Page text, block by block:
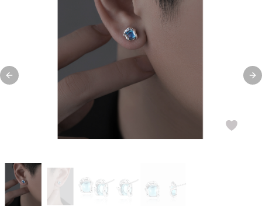
Previous slide